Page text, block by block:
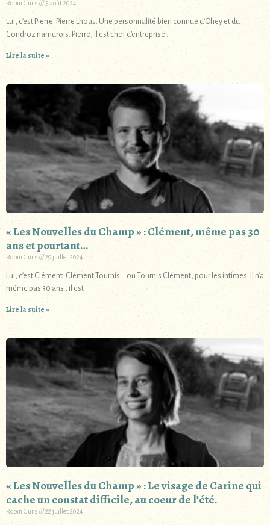
Robin Guns 5 août 2024
Lui, c’est Pierre. Pierre Lhoas. Une personnalité bien connue d’Ohey et du
Condroz namurois. Pierre, il est chef d’entreprise :
Lire la suite »
« Les Nouvelles du Champ » : Clément, même pas 30
ans et pourtant…
Robin Guns 29 juillet 2024
Lui, c’est Clément. Clément Tournis… ou Tournis Clément, pour les intimes. Il n’a
même pas 30 ans , il est
Lire la suite »
« Les Nouvelles du Champ » : Le visage de Carine qui
cache un constat difficile, au coeur de l’été.
Robin Guns 22 juillet 2024